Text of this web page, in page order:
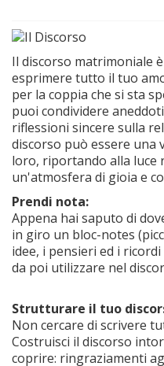
Il discorso matrimoniale
esprimere tutto il tuo
per la coppia che si sta
puoi condividere
riflessioni sincere sulla
discorso può essere
loro, riportando alla luce
un'atmosfera di gioia e
Prendi nota:
Appena hai saputo di
in giro un bloc-notes
idee, i pensieri ed i
da poi utilizzare nel
Strutturare il tuo
Non cercare di scrivere
Costruisci il discorso
coprire: ringraziamenti